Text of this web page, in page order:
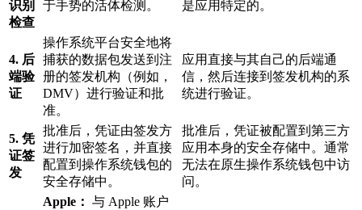
识别
检查
于手势的活体检测。
是应用特定的。
4. 后
端验
证
操作系统平台安全地将
捕获的数据包发送到注
册的签发机构（例如，
DMV）进行验证和批
准。
应用直接与其自己的后端通
信，然后连接到签发机构的系
统进行验证。
5. 凭
证签
发
批准后，凭证由签发方
进行加密签名，并直接
配置到操作系统钱包的
安全存储中。
批准后，凭证被配置到第三方
应用本身的安全存储中。通常
无法在原生操作系统钱包中访
问。
Apple： 与 Apple 账户